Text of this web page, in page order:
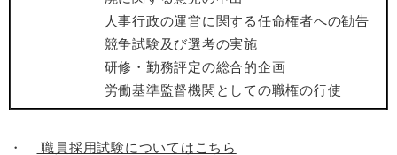
人事行政の運営に関する任命権者への勧告
競争試験及び選考の実施
研修・勤務評定の総合的企画
労働基準監督機関としての職権の行使
・ 職員採用試験についてはこちら